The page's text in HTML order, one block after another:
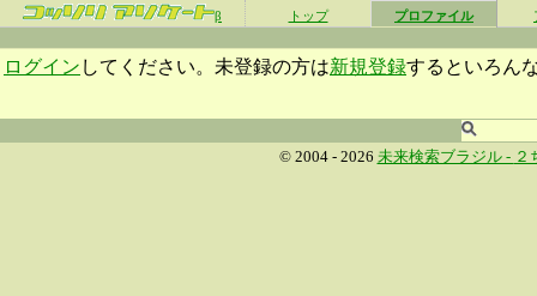
β トップ プロファイル
ログイン してください。未登録の方は新規登録するといろん
© 2004 - 2026 未来検索ブラジル - ２